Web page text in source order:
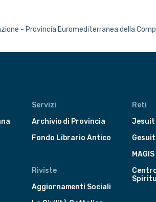
- Provincia Euromediterranea della
Servizi
Archivio di Provincia
Fondo Librario Antico
Riviste
Aggiornamenti Sociali
Reti
Jesuit
MAGIS